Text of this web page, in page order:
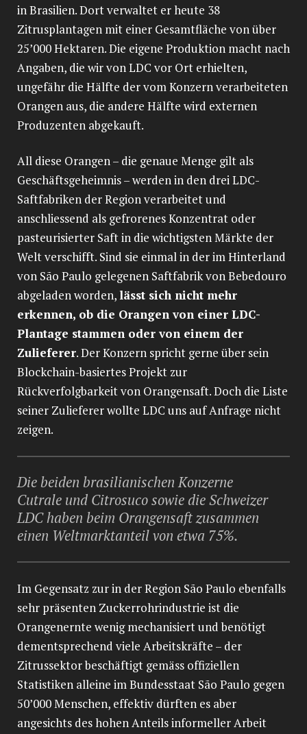
in Brasilien. Dort verwaltet er heute 38
Zitrusplantagen mit einer Gesamtfläche von über
25’000 Hektaren. Die eigene Produktion macht nach
Angaben, die wir von LDC vor Ort erhielten,
ungefähr die Hälfte der vom Konzern verarbeiteten
Orangen aus, die andere Hälfte wird externen
Produzenten abgekauft.
All diese Orangen – die genaue Menge gilt als
Geschäftsgeheimnis – werden in den drei LDC-
Saftfabriken der Region verarbeitet und
anschliessend als gefrorenes Konzentrat oder
pasteurisierter Saft in die wichtigsten Märkte der
Welt verschifft. Sind sie einmal in der im Hinterland
von São Paulo gelegenen Saftfabrik von ­Bebedouro
abgeladen worden,lässt sich nicht mehr
erkennen, ob die Orangen von einer LDC-
Plantage stammen oder von einem der
Zulieferer. Der Konzern spricht gerne über sein
Blockchain-basiertes Projekt zur
Rückverfolgbarkeit von Orangensaft. Doch die Liste
seiner Zulieferer wollte LDC uns auf Anfrage nicht
zeigen.
Die beiden brasilianischen Konzerne
Cutrale und Citrosuco sowie die Schweizer
LDC haben beim Orangensaft zusammen
einen Weltmarktanteil von etwa 75%.
Im Gegensatz zur in der Region São Paulo ebenfalls
sehr präsenten Zuckerrohrindustrie ist die
Orangenernte wenig mechanisiert und benötigt
dementsprechend viele Arbeitskräfte – der
Zitrussektor beschäftigt gemäss offiziellen
Statistiken alleine im Bundesstaat São Paulo gegen
50’000 Menschen, effektiv dürften es aber
angesichts des hohen Anteils informeller Arbeit